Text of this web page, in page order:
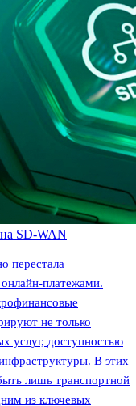
SD-WAN
перестала
платежами.
не только
услуг, доступностью
В этих
лишь транспортной
из ключевых